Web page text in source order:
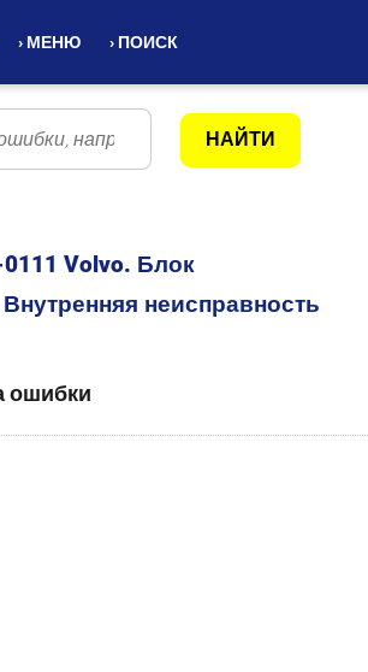
› МЕНЮ › ПОИСК
Volvo. Блок
неисправность
ошибки